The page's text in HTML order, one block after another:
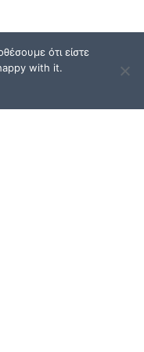
ότι είστε
with it.